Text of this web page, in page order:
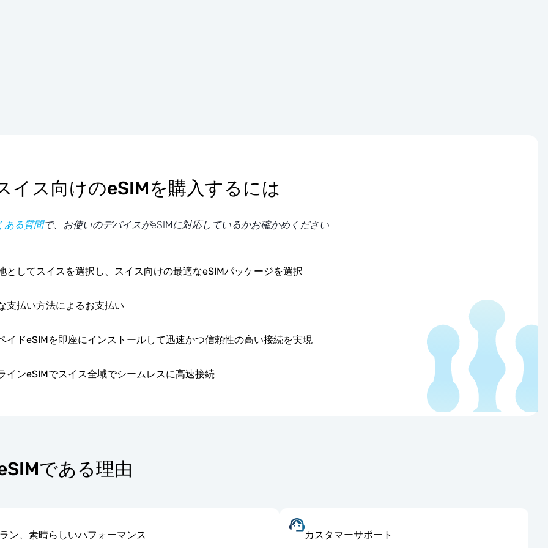
イス向けのeSIMを購入するには
ある質問で、お使いのデバイスがeSIMに対応しているかお確かめください
としてスイスを選択し、スイス向けの最適なeSIMパッケージを選択
支払い方法によるお支払い
イドeSIMを即座にインストールして迅速かつ信頼性の高い接続を実現
インeSIMでスイス全域でシームレスに高速接続
である理由
ン、素晴らしいパフォーマンス カスタマーサポート